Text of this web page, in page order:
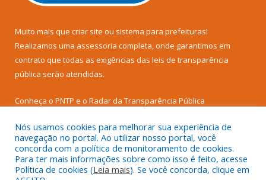
Muito mais que criar site ou sistema para prefeituras!
Realizamos uma assessoria completa, onde garantimos em
contrato que todas as exigências das leis de transparência
pública serão atendidas.
Conheça o PNTP e o Radar da Transparência Pública
Todos os direitos reservados a Câmara Municipal de Senador
José Porfírio.
Nós usamos cookies para melhorar sua experiência de
navegação no portal. Ao utilizar nosso portal, você
concorda com a política de monitoramento de cookies.
Para ter mais informações sobre como isso é feito, acesse
Política de cookies (Leia mais). Se você concorda, clique em